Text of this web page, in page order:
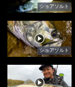
ショアソルト
ショアソルト